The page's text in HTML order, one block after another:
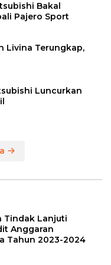
Bakal
Pajero Sport
Livina Terungkap,
Luncurkan
Tindak Lanjuti
Anggaran
Tahun 2023-2024